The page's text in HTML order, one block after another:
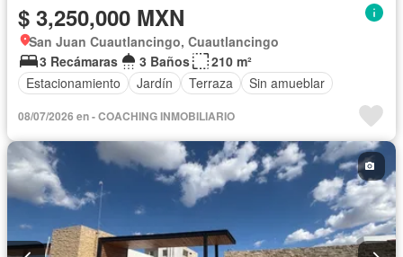
$ 3,250,000 MXN
San Juan Cuautlancingo, Cuautlancingo
3 Recámaras
3 Baños
210 m²
Estacionamiento
Jardín Terraza Sin amueblar
08/07/2026 en - COACHING INMOBILIARIO